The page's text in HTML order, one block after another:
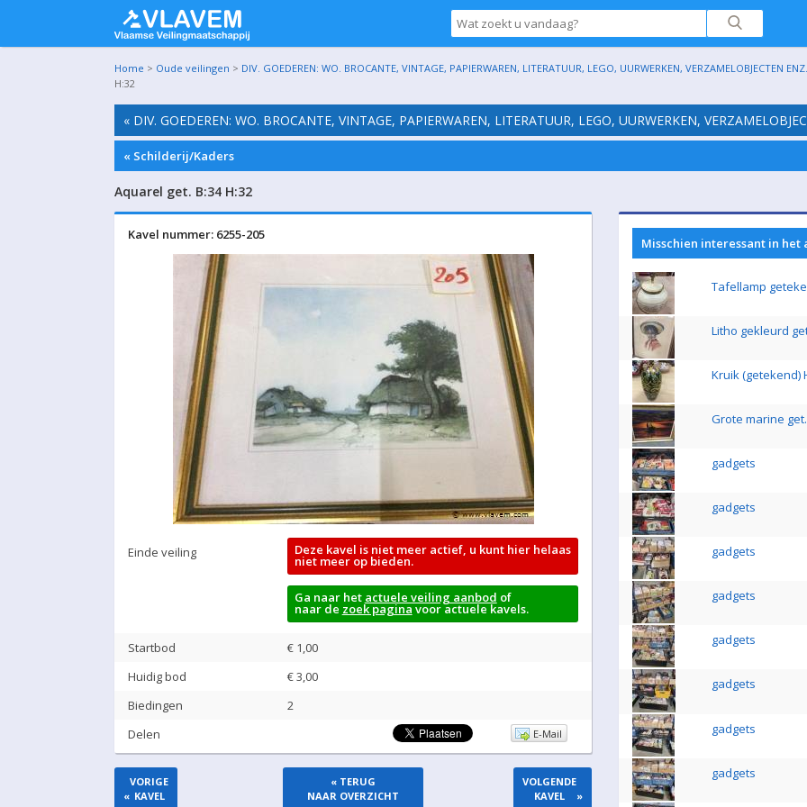
Home > Oude veilingen > DIV. GOEDEREN: WO. BROCANTE, VINTAGE, PAPIERWAREN, LITERATUUR, LEGO, UURWERKEN, VERZAMELOBJECTEN
H:32
« DIV. GOEDEREN: WO. BROCANTE, VINTAGE, PAPIERWAREN, LITERATUUR, LEGO, UURWERKEN,
« Schilderij/Kaders
Aquarel get. B:34 H:32
Kavel nummer: 6255-205
Einde veiling Deze kavel is niet meer actief, u kunt hier helaas
niet meer op bieden.
Ga naar het actuele veiling aanbod of
naar de zoek paginavoor actuele kavels.
Startbod
€ 1,00
Huidig bod
€3,00
Biedingen
2
Delen
E-Mail
«
VORIGE
KAVEL
« TERUG
NAAR OVERZICHT
VOLGENDE
KAVEL
»
Misschien interessant in het
Tafellamp
Litho gekleurd
Kruik (getekend)
Grote marine get.
gadgets
gadgets
gadgets
gadgets
gadgets
gadgets
gadgets
gadgets